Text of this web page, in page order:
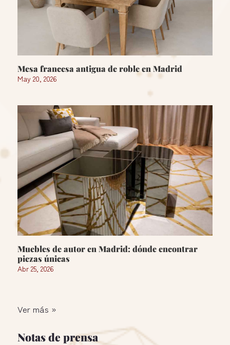
Mesa francesa antigua de roble en Madrid
May 20, 2026
Muebles de autor en Madrid: dónde encontrar
piezas únicas
Abr 25, 2026
Ver más »
Notas de prensa